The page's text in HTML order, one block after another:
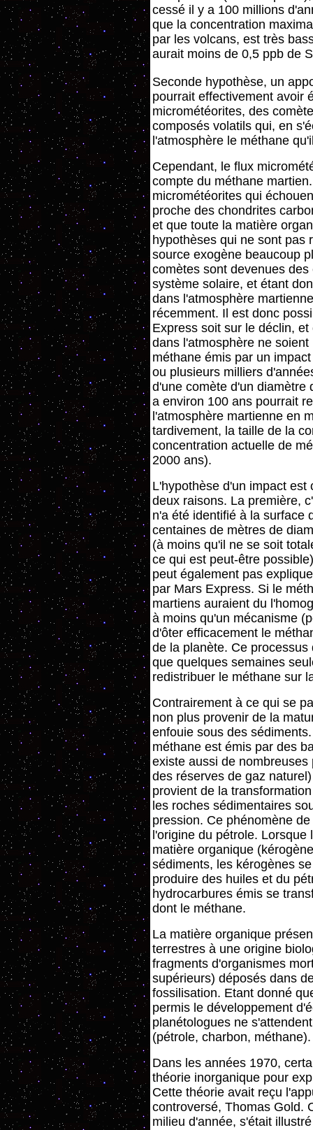
cessé il y a 100 millions
que la concentration
par les volcans, est très
aurait moins de 0,5 ppb de
Seconde hypothèse, un
pourrait effectivement avoir
micrométéorites, des
composés volatils qui, en
l'atmosphère le méthane
Cependant, le flux
compte du méthane
micrométéorites qui
proche des chondrites
et que toute la matière
hypothèses qui ne sont pas
source exogène beaucoup
comètes sont devenues
système solaire, et étant
dans l'atmosphère
récemment. Il est donc
Express soit sur le déclin,
dans l'atmosphère ne
méthane émis par un
ou plusieurs milliers
d'une comète d'un diamètre
a environ 100 ans pourrait
l'atmosphère martienne en
tardivement, la taille de la
concentration actuelle de
2000 ans).
L'hypothèse d'un impact
deux raisons. La première,
n'a été identifié à la surface
centaines de mètres de
(à moins qu'il ne se soit
ce qui est peut-être
peut également pas
par Mars Express. Si le
martiens auraient du
à moins qu'un mécanisme
d'ôter efficacement le
de la planète. Ce
que quelques semaines
redistribuer le méthane sur
Contrairement à ce qui se
non plus provenir de la
enfouie sous des
méthane est émis par des
existe aussi de
des réserves de gaz
provient de la
les roches sédimentaires
pression. Ce phénomène
l'origine du pétrole.
matière organique
sédiments, les kérogènes
produire des huiles et du
hydrocarbures émis se
dont le méthane.
La matière organique
terrestres à une origine
fragments d'organismes
supérieurs) déposés dans
fossilisation. Etant donné
permis le développement
planétologues ne
(pétrole, charbon, méthane).
Dans les années 1970,
théorie inorganique pour
Cette théorie avait reçu
controversé, Thomas Gold.
milieu d'année, s'était